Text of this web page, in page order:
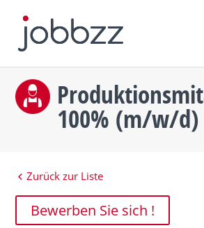
100% (m/w/d)
Zurück zur Liste
Bewerben Sie sich !